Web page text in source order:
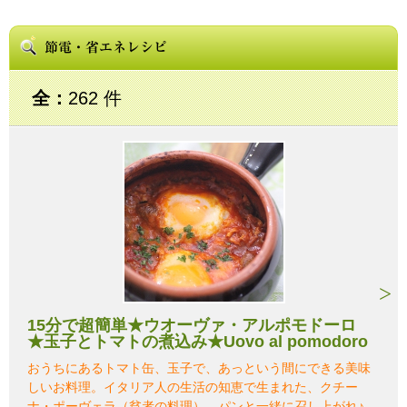
全：262 件
15分で超簡単★ウオーヴァ・アルポモドーロ
★玉子とトマトの煮込み★Uovo al pomodoro
おうちにあるトマト缶、玉子で、あっという間にできる美味
しいお料理。イタリア人の生活の知恵で生まれた、クチー